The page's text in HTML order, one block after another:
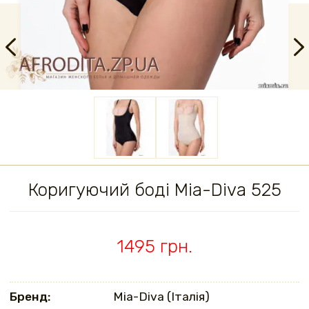
Коригуючий боді Mia-Diva 525
1495 грн.
Бренд: Mia-Diva (Італія)